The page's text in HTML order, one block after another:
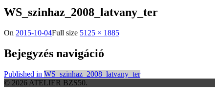
WS_szinhaz_2008_latvany_ter
On 2015-10-04Full size 5125 × 1885
Bejegyzés navigáció
Published in WS_szinhaz_2008_latvany_ter
© 2026 ATELIER BZS50.